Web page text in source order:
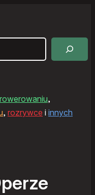
rowerowaniu,
, rozrywce i innych